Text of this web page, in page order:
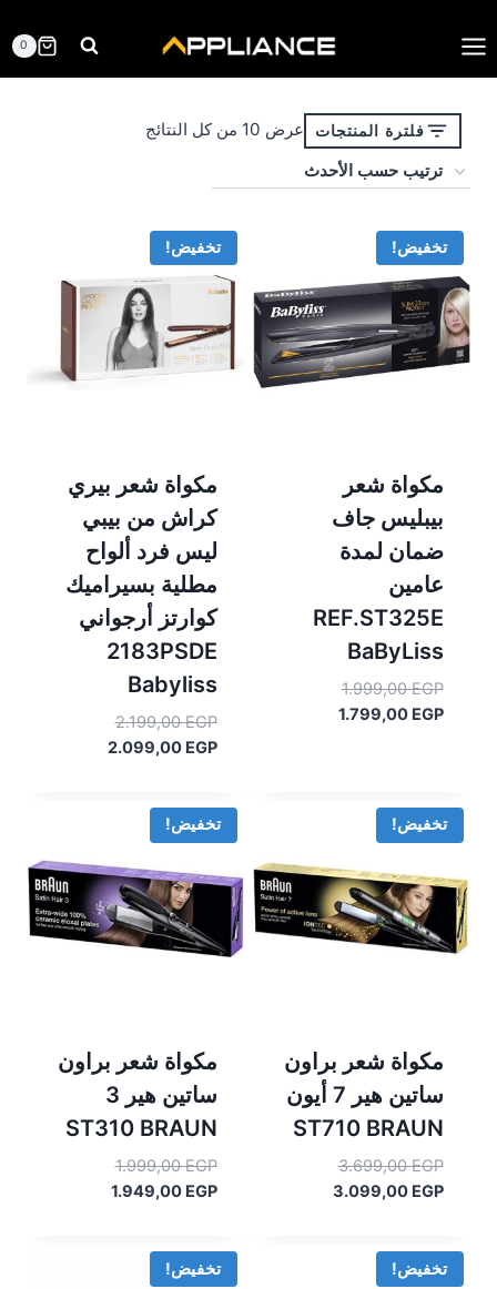
إلى
المحتوى
0
فلترة المنتجات عرض ⁦10⁩ من كل النتائج
تخفيض!
مكواة شعر
بيبليس جاف
ضمان لمدة
عامين
REF.ST325E
BaByLiss
1.999,00EGP
السعر
الأصلي1.799,00 EGP
السعر
تخفيض!
مكواة شعر بيري
كراش من بيبي
ليس فرد ألواح
مطلية بسيراميك
2183PSDE
Babyliss
2.199,00EGP
السعر
الأصلي2.099,00 EGP
السعر
تخفيض!
مكواة شعر براون
ساتين هير 7 أيون
ST710 BRAUN
3.699,00EGP
السعر
الأصلي3.099,00 EGP
السعر
تخفيض!
مكواة شعر براون
ساتين هير 3
ST310 BRAUN
1.999,00EGP
السعر
الأصلي1.949,00 EGP
السعر
تخفيض! تخفيض!